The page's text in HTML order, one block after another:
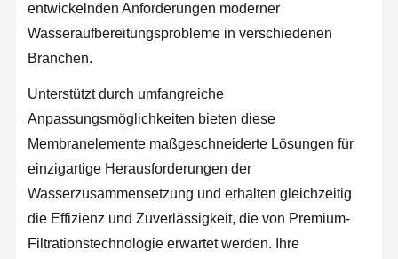
entwickelnden Anforderungen moderner
Wasseraufbereitungsprobleme in verschiedenen
Branchen.
Unterstützt durch umfangreiche
Anpassungsmöglichkeiten bieten diese
Membranelemente maßgeschneiderte Lösungen für
einzigartige Herausforderungen der
Wasserzusammensetzung und erhalten gleichzeitig
die Effizienz und Zuverlässigkeit, die von Premium-
Filtrationstechnologie erwartet werden. Ihre